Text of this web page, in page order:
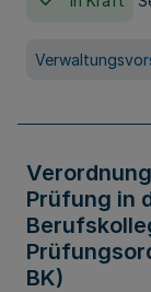
Prüfung in
BK)